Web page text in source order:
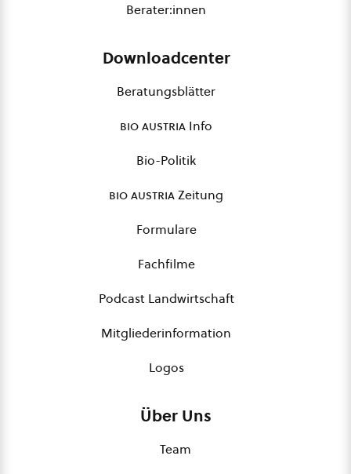
Berater:innen
Downloadcenter
Beratungsblätter
bio austria Info
Bio-Politik
bio austriaZeitung
Formulare
Fachfilme
Podcast Landwirtschaft
Mitgliederinformation
Logos
Über Uns
Team